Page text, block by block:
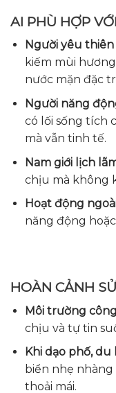
AI PHÙ HỢP
Người yêu
kiếm mùi
nước mặn đặc
Người năng
có lối sống tích
mà vẫn tinh tế.
Nam giới lịch
chịu mà không
Hoạt động
năng động
HOÀN CẢNH
Môi trường
chịu và tự tin
Khi dạo phố,
biển nhẹ nhàng
thoải mái.